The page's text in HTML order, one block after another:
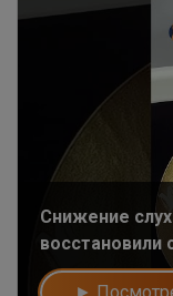
Снижение
восстановили